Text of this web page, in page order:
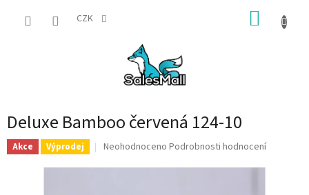
CZK
Deluxe Bamboo červená 124-10
Akce Výprodej
Průměrné
produktu
Neohodnoceno Podrobnosti hodnocení